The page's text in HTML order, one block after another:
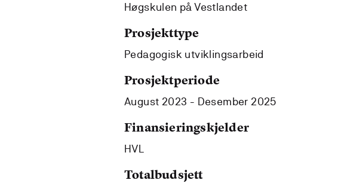
Høgskulen på Vestlandet
Prosjekttype
Pedagogisk utviklingsarbeid
Prosjektperiode
August 2023 - Desember 2025
Finansieringskjelder
HVL
Totalbudsjett